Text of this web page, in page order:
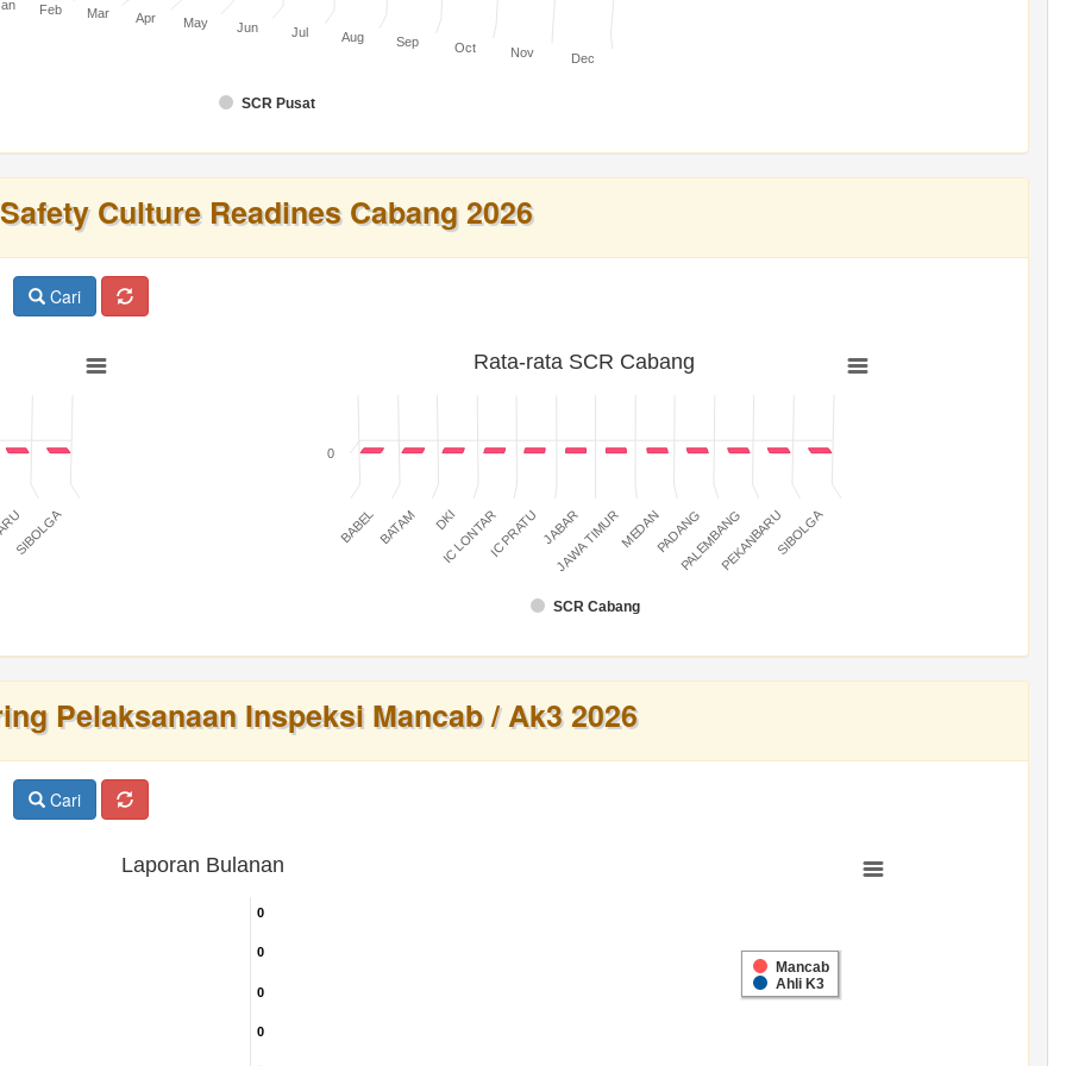
SCR Pusat
Feb Mar Apr May Jun Jul Aug Sep Oct Nov Dec
Safety Culture Readines Cabang 2026
Cari
SIBOLGA
Rata-rata SCR Cabang
SCR Cabang
BABELBATAM DKI
IC LONTARIC PRATU JABAR
JAWA TIMURMEDANPADANGPALEMBANGPEKANBARUSIBOLGA
0
Pelaksanaan Inspeksi Mancab / Ak3 2026
Cari
Laporan Bulanan
0
0
0
0
0
0
0
0
Mancab
Ahli K3